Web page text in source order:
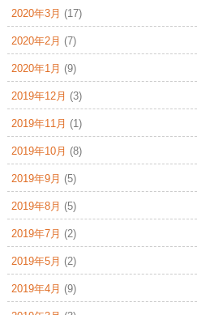
2020年3月 (17)
2020年2月 (7)
2020年1月 (9)
2019年12月 (3)
2019年11月 (1)
2019年10月 (8)
2019年9月 (5)
2019年8月 (5)
2019年7月 (2)
2019年5月 (2)
2019年4月 (9)